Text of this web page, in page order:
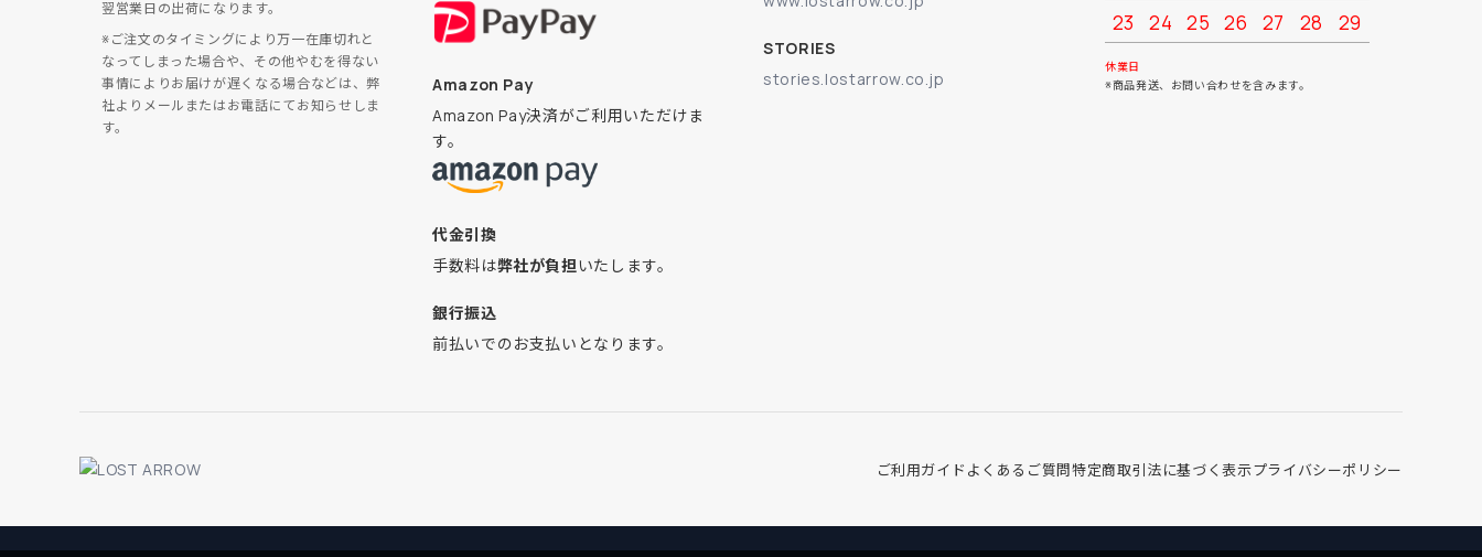
翌営業日の出荷になります。
※ご注文のタイミングにより万一在庫切れと
なってしまった場合や、その他やむを得ない
事情によりお届けが遅くなる場合などは、弊
社よりメールまたはお電話にてお知らせしま
す。
Amazon Pay
Amazon Pay決済がご利用いただけま
す。
代金引換
手数料は弊社が負担いたします。
銀行振込
前払いでのお支払いとなります。
STORIES
stories.lostarrow.co.jp
23
24 25 26 27 28
29
30
休業日
※商品発送、お問い合わせを含みます。
ご利用ガイド よくあるご質問特定商取引法に基づく表示プライバシーポリシー